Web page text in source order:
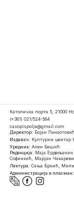
Католичка порта 5, 21000
(+381) 021/524-584
casopispolja@gmail.com
Директор: Бојан Панаотовић
Издавач: Културни центар
Уредник: Ален Бешић
Редакција: Маја
Софинкић, Марјан
Лектура: Сања Бркић,
Администрација и пласман: